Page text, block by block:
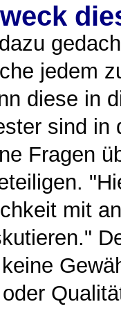
jedem
diese in
sind in
Fragen
mit